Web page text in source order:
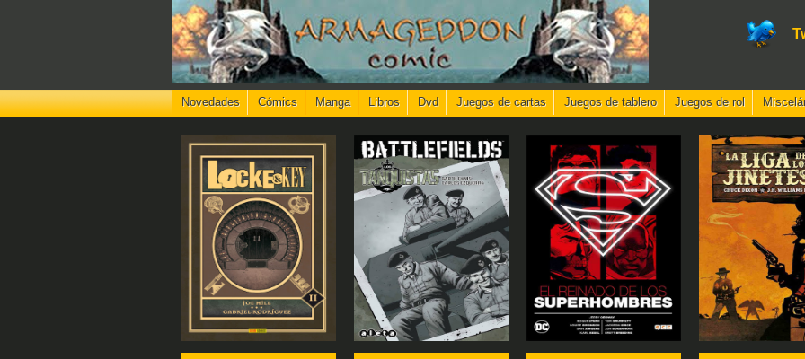
Novedades Cómics Manga Libros Dvd Juegos de cartas Juegos de tablero Juegos de rol